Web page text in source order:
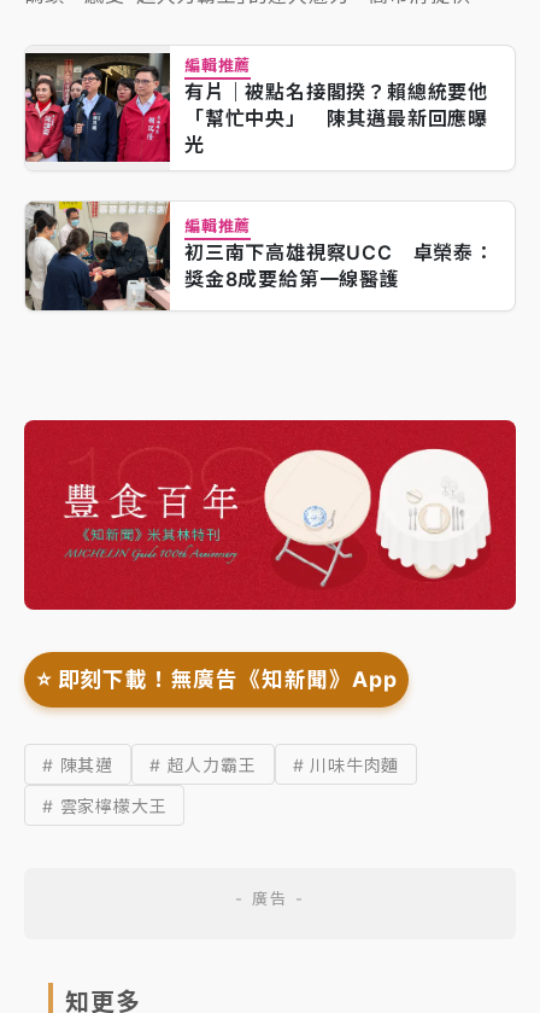
編輯推薦
有片｜被點名接閣揆？賴總統要他
「幫忙中央」 陳其邁最新回應曝
光
編輯推薦
初三南下高雄視察UCC 卓榮泰：
獎金8成要給第一線醫護
⭐️ 即刻下載！無廣告《知新聞》App
# 陳其邁 # 超人力霸王
# 川味牛肉麵
# 雲家檸檬大王
知更多